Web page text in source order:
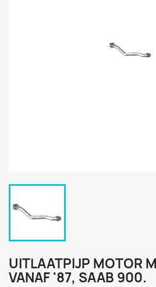
UITLAATPIJP MOTOR
VANAF '87, SAAB 900.